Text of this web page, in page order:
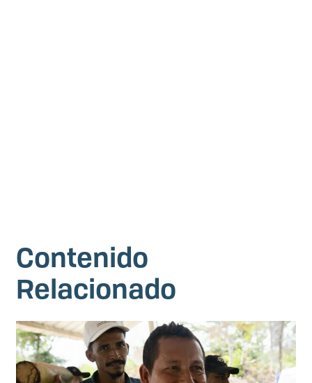
Contenido
Relacionado